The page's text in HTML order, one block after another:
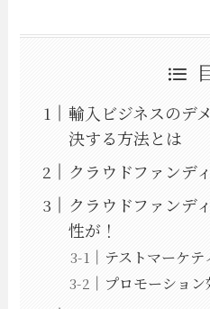
輸入ビジネスのデ
決する方法とは
クラウドファンデ
クラウドファンデ
性が！
テストマーケテ
プロモーショ